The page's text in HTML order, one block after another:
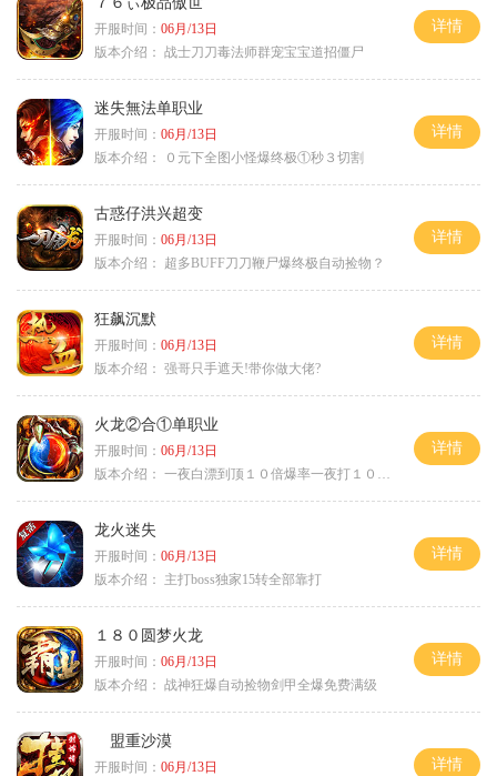
开服时间： 06月/13日
版本介绍： 战士刀刀毒法师群宠宝宝道招僵尸
详情
迷失無法单职业
开服时间： 06月/13日
版本介绍：
０元下全图小怪爆终极①秒３切割
详情
古惑仔洪兴超变
开服时间： 06月/13日
版本介绍：
超多BUFF刀刀鞭尸爆终极自动捡物？
详情
狂飙沉默
开服时间： 06月/13日
版本介绍： 强哥只手遮天!带你做大佬?
详情
火龙②合①单职业
开服时间： 06月/13日
版本介绍： 一夜白漂到顶１０倍爆率一夜打１０００充
详情
龙火迷失
开服时间： 06月/13日
版本介绍：
主打boss独家15转全部靠打
详情
１８０圆梦火龙
开服时间： 06月/13日
版本介绍： 战神狂爆自动捡物剑甲全爆免费满级
详情
盟重沙漠
开服时间： 06月/13日
详情